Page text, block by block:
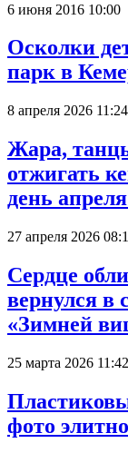
6 июня 2016 10:00
Осколки
парк в
8 апреля 2026 11:24
Жара,
отжигать
день
27 апреля 2026
Сердце
вернулся
«Зимней
25 марта 2026 11:42
фото